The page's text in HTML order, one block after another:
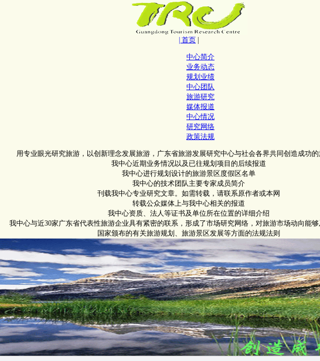
| 首页
中心简介
业务动态
规划业绩
中心团队
旅游研究
媒体报道
中心情况
研究网络
政策法规
用专业眼光研究旅游，以创新理念发展旅游，广东省旅游发展研究中心与社会各界共同创造成功
我中心近期业务情况以及已往规划项目的后续报道
我中心进行规划设计的旅游景区度假区名单
我中心的技术团队主要专家成员简介
刊载我中心专业研究文章。如需转载，请联系原作者或本网
转载公众媒体上与我中心相关的报道
我中心资质、法人等证书及单位所在位置的详细介绍
我中心与近30家广东省代表性旅游企业具有紧密的联系，形成了市场研究网络，对旅游市场动向能
国家颁布的有关旅游规划、旅游景区发展等方面的法规法则